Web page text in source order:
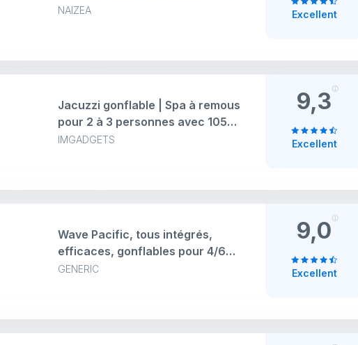
NAIZEA
x 119 x 63,5 cm, spa ovale avec
couvercle, 2 cartouches
filtrantes
Excellent
IMGADGETS
Jacuzzi gonflable | Spa à remous
pour 2 à 3 personnes avec 105
jets d'air de massage apaisants
| Piscine extérieure portable
avec filtration
9,3
Excellent
GENERIC
Wave Pacific, tous intégrés,
efficaces, gonflables pour 4/6
personnes, jacuzzi et spa, carré
9,0
Excellent